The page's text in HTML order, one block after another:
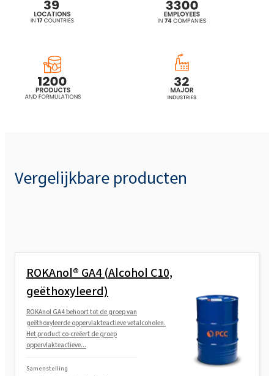
Vergelijkbare producten
ROKAnol® GA4 (Alcohol C10,
geëthoxyleerd)
ROKAnol GA4 behoort tot de groep van
geëthoxyleerde oppervlakteactieve vetalcoholen.
Het product co-creëert de groep
oppervlakteactieve...
Samenstelling